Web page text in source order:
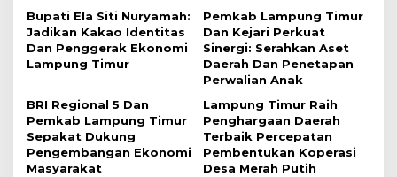
Bupati Ela Siti Nuryamah:
Jadikan Kakao Identitas
Dan Penggerak Ekonomi
Lampung Timur
Pemkab Lampung Timur
Dan Kejari Perkuat
Sinergi: Serahkan Aset
Daerah Dan Penetapan
Perwalian Anak
BRI Regional 5 Dan
Pemkab Lampung Timur
Sepakat Dukung
Pengembangan Ekonomi
Masyarakat
Lampung Timur Raih
Penghargaan Daerah
Terbaik Percepatan
Pembentukan Koperasi
Desa Merah Putih